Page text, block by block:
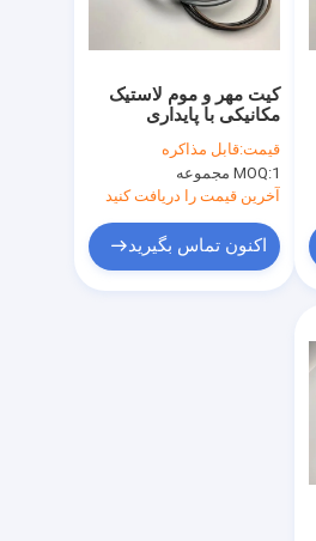
کیت مهر و موم لاستیک
مکانیکی با پایداری
مکانیکی SOOSAN SB-
81 UH04-5
قیمت:قابل مذاکره
MOQ:1 مجموعه
آخرین قیمت را دریافت کنید
اکنون تماس بگیرید